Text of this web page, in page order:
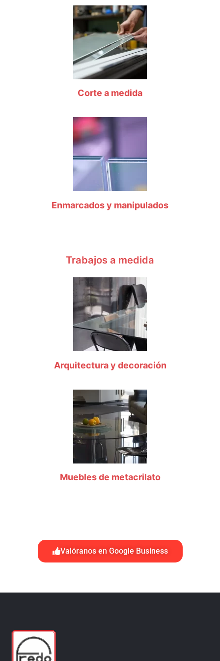
Corte a medida
Enmarcados y manipulados
Trabajos a medida
Arquitectura y decoración
Muebles de metacrilato
Valóranos en Google Business